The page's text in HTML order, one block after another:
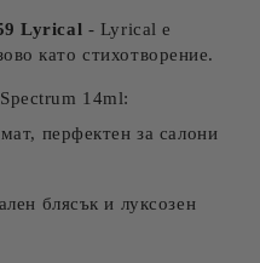
Lyrical - Lyrical е
като стихотворение.
14ml:
перфектен за салони
блясък и луксозен